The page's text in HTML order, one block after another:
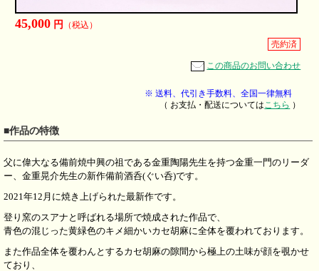
45,000 円
（税込）
売約済
この商品のお問い合わせ
※ 送料、代引き手数料、全国一律無料
（ お支払・配送については こちら ）
■作品の特徴
父に偉大なる備前焼中興の祖である金重陶陽先生を持つ金重一門のリーダ
ー、金重晃介先生の新作備前酒呑(ぐい呑)です。
2021年12月に焼き上げられた最新作です。
登り窯のスアナと呼ばれる場所で焼成された作品で、
青色の混じった黄緑色のキメ細かいカセ胡麻に全体を覆われております。
また作品全体を覆わんとするカセ胡麻の隙間から極上の土味が顔を覗かせ
ており、